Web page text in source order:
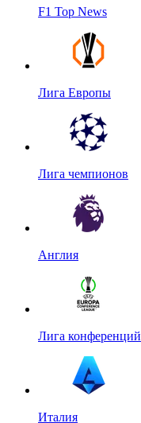
F1 Top News
Лига Европы
Лига чемпионов
Англия
Лига конференций
Италия